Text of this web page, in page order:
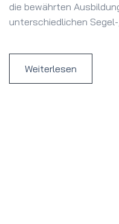
die bewährten
unterschiedlichen
Weiterlesen